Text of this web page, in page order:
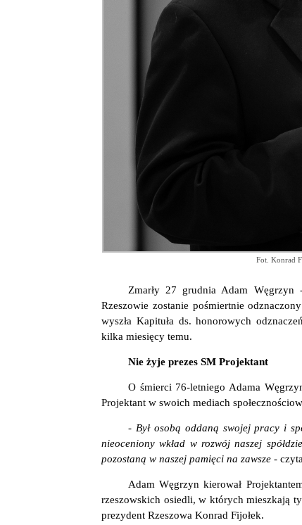
Fot. Konrad
Zmarły 27 grudnia Adam Węgrzyn
Rzeszowie zostanie pośmiertnie
wyszła Kapituła ds. honorowych
kilka miesięcy temu.
Nie żyje prezes SM Projektant
O śmierci 76-letniego Adama
Projektant w swoich mediach
- Był osobą oddaną swojej pracy i
nieoceniony wkład w rozwój naszej
pozostaną w naszej pamięci na zawsze -
Adam Węgrzyn kierował
rzeszowskich osiedli, w których mieszkają
prezydent Rzeszowa Konrad Fijołek.